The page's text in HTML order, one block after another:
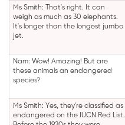
Ms Smith: That's right. It can
weigh as much as 30 elephants.
It's longer than the longest jumbo
jet.
Nam: Wow! Amazing! But are
these animals an endangered
species?
Ms Smith: Yes, they're classified as
endangered on the IUCN Red List.